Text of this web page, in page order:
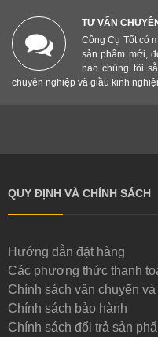
TƯ VẤN
Công Cụ Tốt có
sản phẩm mới,
nào chúng tôi
chuyên nghiệp và giầu kinh
QUY ĐỊNH VÀ CHÍNH SÁCH
Hướng dẫn đặt hàng
Các phương thức thanh
Chính sách vận chuyển
Chính sách bảo hành
Chính sách đổi trả sản